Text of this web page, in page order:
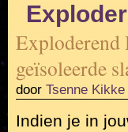
Exploderend
geïsoleerde
door Tsenne Kikke
Indien je in